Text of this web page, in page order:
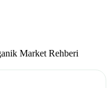
Market Rehberi